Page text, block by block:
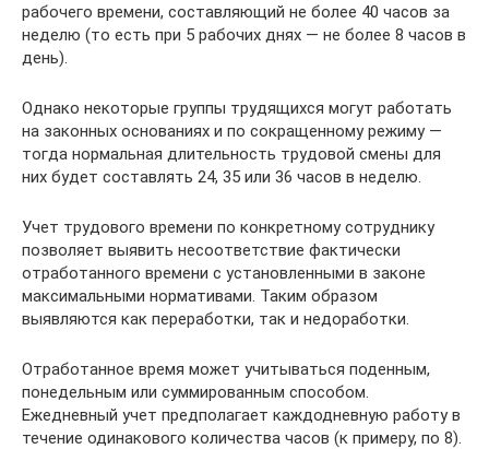
рабочего времени, составляющий не более 40 часов за
неделю (то есть при 5 рабочих днях — не более 8 часов в
день).
Однако некоторые группы трудящихся могут работать
на законных основаниях и по сокращенному режиму —
тогда нормальная длительность трудовой смены для
них будет составлять 24, 35 или 36 часов в неделю.
Учет трудового времени по конкретному сотруднику
позволяет выявить несоответствие фактически
отработанного времени с установленными в законе
максимальными нормативами. Таким образом
выявляются как переработки, так и недоработки.
Отработанное время может учитываться поденным,
понедельным или суммированным способом.
Ежедневный учет предполагает каждодневную работу в
течение одинакового количества часов (к примеру, по 8).